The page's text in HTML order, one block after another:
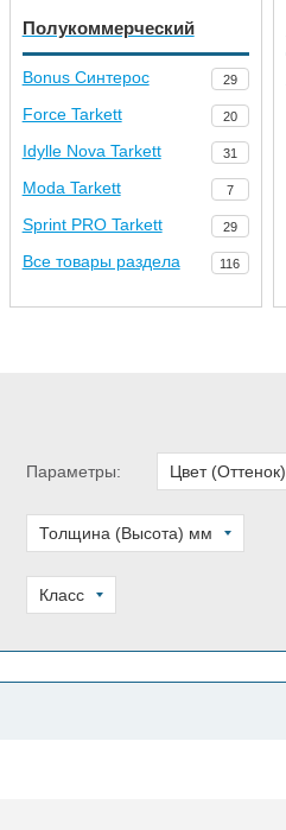
Полукоммерческий
Bonus Синтерос 29
Force Tarkett 20
Idylle Nova Tarkett 31
Moda Tarkett 7
Sprint PRO Tarkett 29
Все товары раздела 116
Параметры: Цвет (Оттенок)
Толщина (Высота) мм
Класс